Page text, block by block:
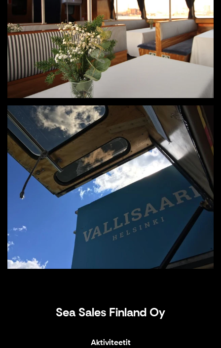
Sea Sales Finland Oy
Aktiviteetit